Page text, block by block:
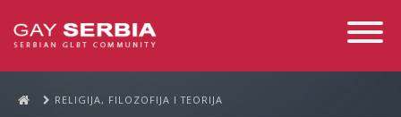
Toggle
RELIGIJA, FILOZOFIJA I TEORIJA